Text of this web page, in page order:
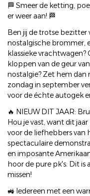
🏁 Smeer de ketting,
er weer aan! 🏁
Ben jij de trotse bezitter
nostalgische brommer,
klassieke
kloppen van de geur
nostalgie? Zet hem dan
zondag in september
voor de échte autogek
🔥 NIEUW DIT JAAR:
Hou je vast, want dit
voor de liefhebbers van
spectaculaire
en imposante
hoor de pure pk's. Dit is
missen!
🚜 Iedereen met een